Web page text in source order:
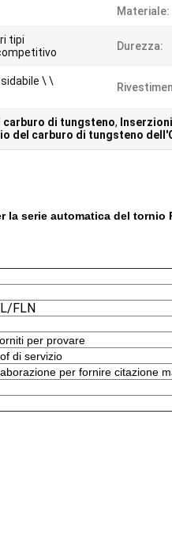
Materiale:
tipi
Durezza:
\ \
carburo di tungsteno,
del carburo di tungsteno
serie automatica del tornio
FLN
per provare
di servizio
per fornire citazione